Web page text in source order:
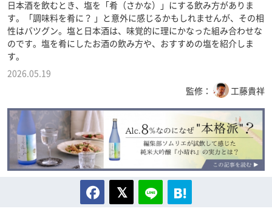
日本酒を飲むとき、塩を「肴（さかな）」にする飲み方がありま
す。「調味料を肴に？ 」と意外に感じるかもしれませんが、その相
性はバツグン。塩と日本酒は、味覚的に理にかなった組み合わせな
のです。塩を肴にしたお酒の飲み方や、おすすめの塩を紹介しま
す。
2026.05.19
監修： 工藤貴祥